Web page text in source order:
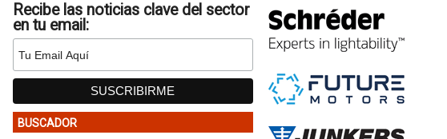
Recibe las noticias clave del sector
en tu email:
BUSCADOR